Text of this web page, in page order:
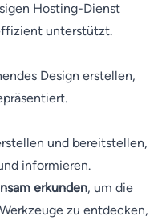
Hosting-Dienst
unterstützt.
Design erstellen,
und bereitstellen,
informieren.
erkunden, um die
zu entdecken,